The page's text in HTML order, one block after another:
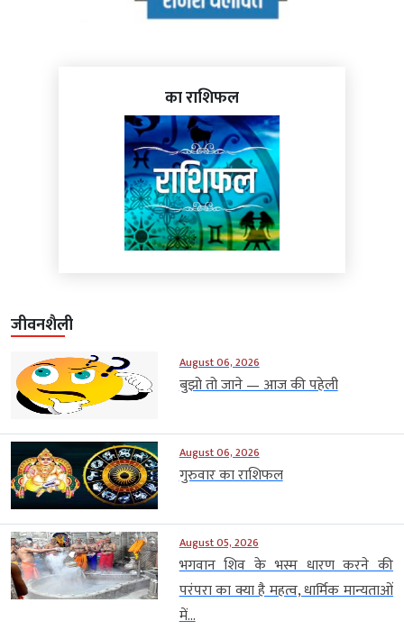
का राशिफल
जीवनशैली
August 06, 2026
बुझो तो जाने — आज की पहेली
August 06, 2026
गुरुवार का राशिफल
August 05, 2026
भगवान शिव के भस्म धारण करने की
परंपरा का क्या है महत्व, धार्मिक मान्यताओं
में...